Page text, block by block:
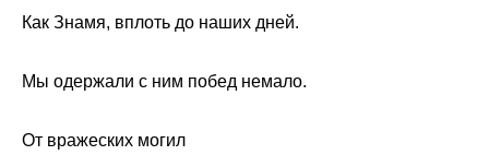
Как Знамя, вплоть до наших дней.
Мы одержали с ним побед немало.
От вражеских могил